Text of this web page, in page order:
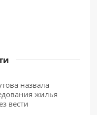
назвала
жилья
вести